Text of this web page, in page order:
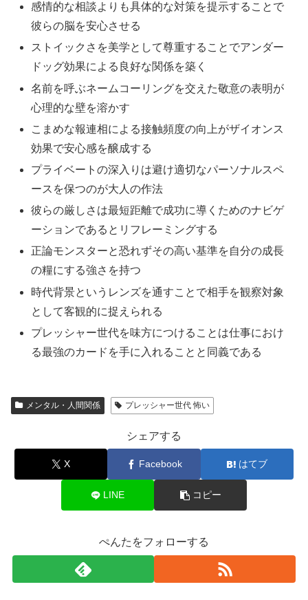
感情的な相談よりも具体的な対策を提示することで
彼らの脳を安心させる
ストイックさを美学として尊重することでアンダー
ドッグ効果による良好な関係を築く
名前を呼ぶネームコーリングを交えた敬意の表明が
心理的な壁を溶かす
こまめな報連相による接触頻度の向上がザイオンス
効果で安心感を醸成する
プライベートの深入りは避け適切なパーソナルスペ
ースを保つのが大人の作法
彼らの厳しさは最短距離で成功に導くためのナビゲ
ーションであるとリフレーミングする
正論モンスターと恐れずその高い基準を自分の成長
の糧にする強さを持つ
時代背景というレンズを通すことで相手を観察対象
として客観的に捉えられる
プレッシャー世代を味方につけることは仕事におけ
る最強のカードを手に入れることと同義である
メンタル・人間関係 プレッシャー世代 怖い
シェアする
X Facebook はてブ
LINE コピー
ぺんたをフォローする